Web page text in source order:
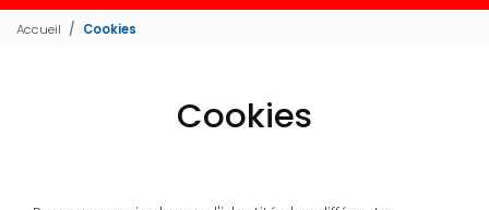
Accueil Cookies
Cookies